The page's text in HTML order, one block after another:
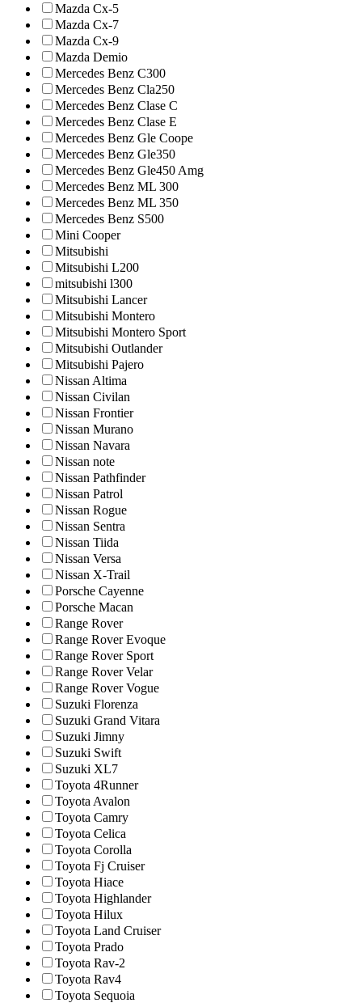
Mazda Cx-5
Mazda Cx-7
Mazda Cx-9
Mazda Demio
Mercedes Benz C300
Mercedes Benz Cla250
Mercedes Benz Clase C
Mercedes Benz Clase E
Mercedes Benz Gle Coope
Mercedes Benz Gle350
Mercedes Benz Gle450 Amg
Mercedes Benz ML 300
Mercedes Benz ML 350
Mercedes Benz S500
Mini Cooper
Mitsubishi
Mitsubishi L200
mitsubishi l300
Mitsubishi Lancer
Mitsubishi Montero
Mitsubishi Montero Sport
Mitsubishi Outlander
Mitsubishi Pajero
Nissan Altima
Nissan Civilan
Nissan Frontier
Nissan Murano
Nissan Navara
Nissan note
Nissan Pathfinder
Nissan Patrol
Nissan Rogue
Nissan Sentra
Nissan Tiida
Nissan Versa
Nissan X-Trail
Porsche Cayenne
Porsche Macan
Range Rover
Range Rover Evoque
Range Rover Sport
Range Rover Velar
Range Rover Vogue
Suzuki Florenza
Suzuki Grand Vitara
Suzuki Jimny
Suzuki Swift
Suzuki XL7
Toyota 4Runner
Toyota Avalon
Toyota Camry
Toyota Celica
Toyota Corolla
Toyota Fj Cruiser
Toyota Hiace
Toyota Highlander
Toyota Hilux
Toyota Land Cruiser
Toyota Prado
Toyota Rav-2
Toyota Rav4
Toyota Sequoia